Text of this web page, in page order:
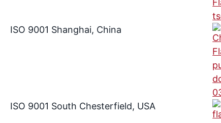
ISO 9001 Shanghai, China
ISO 9001 South Chesterfield, USA